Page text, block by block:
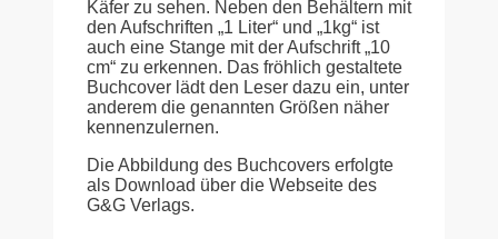
Käfer zu sehen. Neben den Behältern mit
den Aufschriften „1 Liter“ und „1kg“ ist
auch eine Stange mit der Aufschrift „10
cm“ zu erkennen. Das fröhlich gestaltete
Buchcover lädt den Leser dazu ein, unter
anderem die genannten Größen näher
kennenzulernen.
Die Abbildung des Buchcovers erfolgte
als Download über die Webseite des
G&G Verlags.